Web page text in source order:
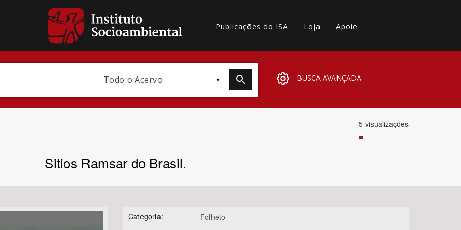
Publicações do ISA Loja Apoie
Todo o Acervo BUSCA AVANÇADA
5 visualizações
Sitios Ramsar do Brasil.
Categoria: Folheto